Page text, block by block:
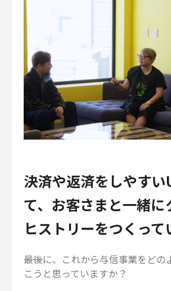
決済や返済をしやすい
て、お客さまと一緒に
ヒストリーをつくって
――最後に、これから与信事業をど
こうと思っていますか？